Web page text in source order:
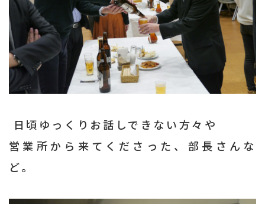
日頃ゆっくりお話しできない方々や
営業所から来てくださった、部長さんな
ど。